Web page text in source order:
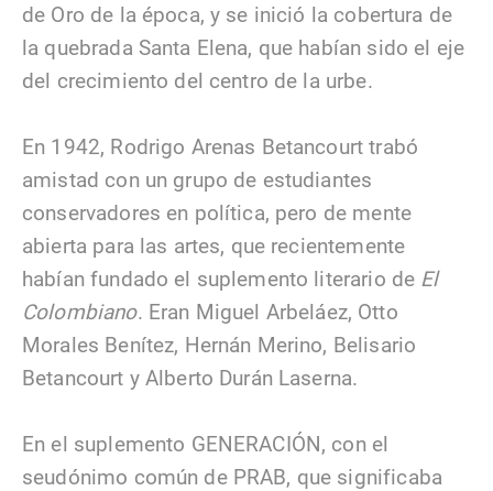
de Oro de la época, y se inició la cobertura de
la quebrada Santa Elena, que habían sido el eje
del crecimiento del centro de la urbe.
En 1942, Rodrigo Arenas Betancourt trabó
amistad con un grupo de estudiantes
conservadores en política, pero de mente
abierta para las artes, que recientemente
habían fundado el suplemento literario de El
Colombiano. Eran Miguel Arbeláez, Otto
Morales Benítez, Hernán Merino, Belisario
Betancourt y Alberto Durán Laserna.
En el suplemento GENERACIÓN, con el
seudónimo común de PRAB, que significaba